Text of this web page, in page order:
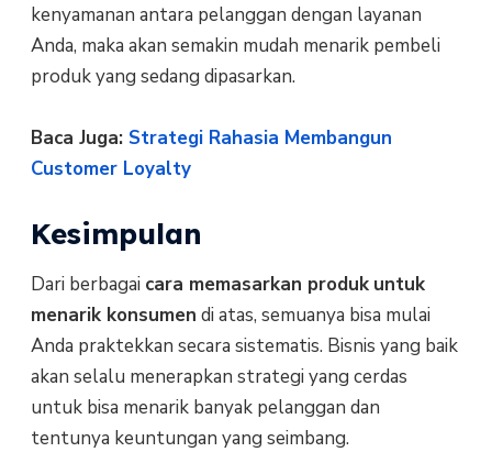
kenyamanan antara pelanggan dengan layanan
Anda, maka akan semakin mudah menarik pembeli
produk yang sedang dipasarkan.
Baca Juga: Strategi Rahasia Membangun
Customer Loyalty
Kesimpulan
Dari berbagai cara memasarkan produk untuk
menarik konsumen di atas, semuanya bisa mulai
Anda praktekkan secara sistematis. Bisnis yang baik
akan selalu menerapkan strategi yang cerdas
untuk bisa menarik banyak pelanggan dan
tentunya keuntungan yang seimbang.